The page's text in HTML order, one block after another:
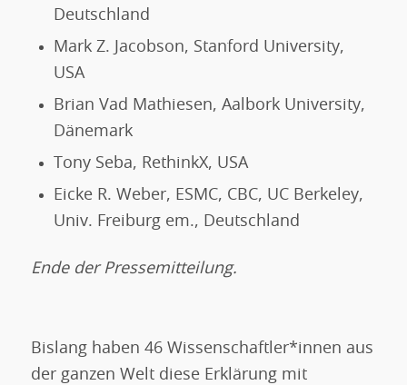
Deutschland
Mark Z. Jacobson, Stanford University,
USA
Brian Vad Mathiesen, Aalbork University,
Dänemark
Tony Seba, RethinkX, USA
Eicke R. Weber, ESMC, CBC, UC Berkeley,
Univ. Freiburg em., Deutschland
Ende der Pressemitteilung.
Bislang haben 46 Wissenschaftler*innen aus
der ganzen Welt diese Erklärung mit